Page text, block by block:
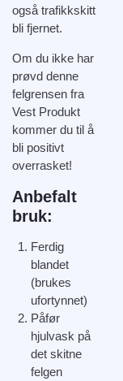
også trafikkskitt
bli fjernet.
Om du ikke har
prøvd denne
felgrensen fra
Vest Produkt
kommer du til å
bli positivt
overrasket!
Anbefalt
bruk:
Ferdig
blandet
(brukes
ufortynnet)
Påfør
hjulvask på
det skitne
felgen